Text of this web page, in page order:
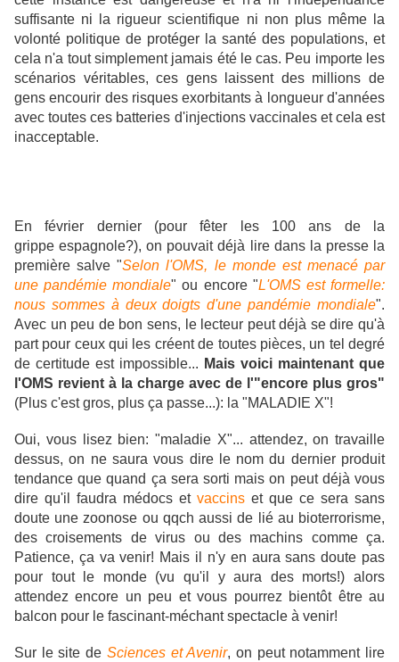
suffisante ni la rigueur scientifique ni non plus même la
volonté politique de protéger la santé des populations, et
cela n'a tout simplement jamais été le cas. Peu importe les
scénarios véritables, ces gens laissent des millions de
gens encourir des risques exorbitants à longueur d'années
avec toutes ces batteries d'injections vaccinales et cela est
inacceptable.
En février dernier (pour fêter les 100 ans de la
grippe espagnole?), on pouvait déjà lire dans la presse la
première salve "Selon l'OMS, le monde est menacé par
une pandémie mondiale" ou encore "L'OMS est formelle:
nous sommes à deux doigts d'une pandémie mondiale".
Avec un peu de bon sens, le lecteur peut déjà se dire qu'à
part pour ceux qui les créent de toutes pièces, un tel degré
de certitude est impossible... Mais voici maintenant que
l'OMS revient à la charge avec de l'"encore plus gros"
(Plus c'est gros, plus ça passe...): la "MALADIE X"!
Oui, vous lisez bien: "maladie X"... attendez, on travaille
dessus, on ne saura vous dire le nom du dernier produit
tendance que quand ça sera sorti mais on peut déjà vous
dire qu'il faudra médocs et vaccins et que ce sera sans
doute une zoonose ou qqch aussi de lié au bioterrorisme,
des croisements de virus ou des machins comme ça.
Patience, ça va venir! Mais il n'y en aura sans doute pas
pour tout le monde (vu qu'il y aura des morts!) alors
attendez encore un peu et vous pourrez bientôt être au
balcon pour le fascinant-méchant spectacle à venir!
Sur le site de Sciences et Avenir, on peut notamment lire